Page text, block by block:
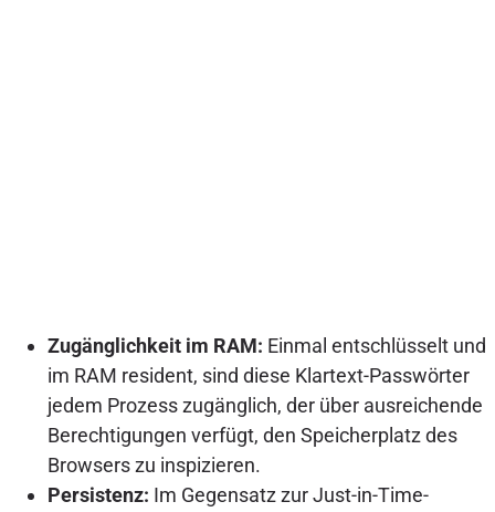
Zugänglichkeit im RAM: Einmal entschlüsselt und
im RAM resident, sind diese Klartext-Passwörter
jedem Prozess zugänglich, der über ausreichende
Berechtigungen verfügt, den Speicherplatz des
Browsers zu inspizieren.
Persistenz: Im Gegensatz zur Just-in-Time-